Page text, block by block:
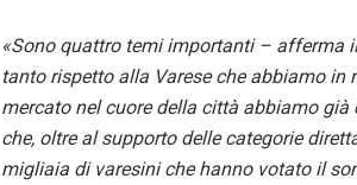
«Sono quattro temi importanti – afferma
tanto rispetto alla Varese che abbiamo
mercato nel cuore della città abbiamo
che, oltre al supporto delle categorie
migliaia di varesini che hanno votato il